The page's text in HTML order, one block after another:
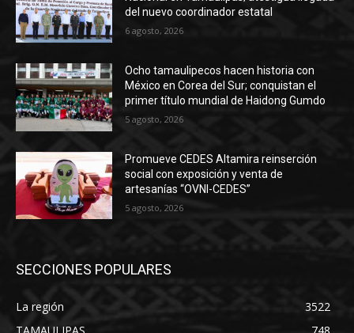
del nuevo coordinador estatal
6 agosto, 2026
Ocho tamaulipecos hacen historia con
México en Corea del Sur; conquistan el
primer título mundial de Haidong Gumdo
5 agosto, 2026
Promueve CEDES Altamira reinserción
social con exposición y venta de
artesanías “OVNI-CEDES”
5 agosto, 2026
SECCIONES POPULARES
La región
3522